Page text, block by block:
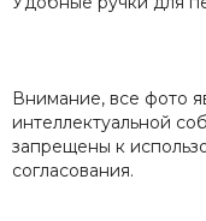
Внимание, все фото
интеллектуальной
запрещены к
согласования.